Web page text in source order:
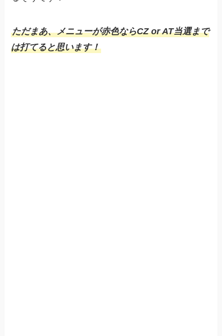
ただまあ、メニューが赤色ならCZ or AT当選まで
は打てると思います！